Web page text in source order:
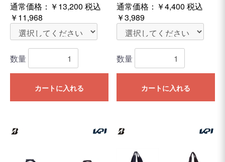
通常価格： ￥13,200 税込
￥11,968
数量
カートに入れる
通常価格： ￥4,400 税込
￥3,989
数量
カートに入れる